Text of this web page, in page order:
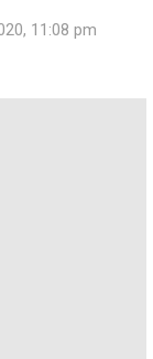
11:08 pm